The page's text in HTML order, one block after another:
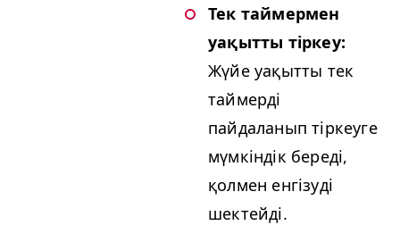
Тек таймермен
уақытты тіркеу:
Жүйе уақытты тек
таймерді
пайдаланып тіркеуге
мүмкіндік береді,
қолмен енгізуді
шектейді.